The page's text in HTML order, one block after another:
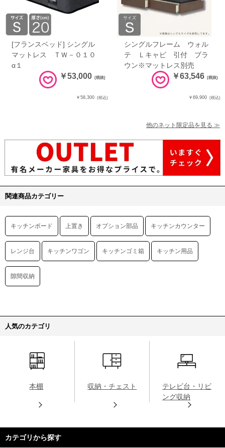
[フランスベッド] シングル
マットレス ＴＷ－０１０
α１
￥53,000 (税抜)
￥58,300 (税込)
シングルフレーム ウォル
テ Ｌキャビ 引付 ブラ
ウン※マットレス別売
￥63,546 (税抜)
￥69,900 (税込)
他のネット限定品を見る ≫
関連商品カテゴリー
キッチンボード 上置き オプション部品 キッチンカウンター
レンジ台 キッチンワゴン キッチンゴミ箱 キッチン用品
隙間収納
人気のカテゴリ
本棚 収納・チェスト
テレビ台・リビ
ング収納
カテゴリから探す